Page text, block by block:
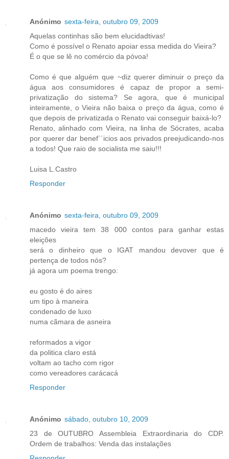
Anónimo sexta-feira, outubro 09, 2009
Aquelas continhas são bem elucidadtivas!
Como é possível o Renato apoiar essa medida do Vieira?
É o que se lê no comércio da póvoa!
Como é que alguém que ~diz querer diminuir o preço da
água aos consumidores é capaz de propor a semi-
privatização do sistema? Se agora, que é municipal
inteiramente, o Vieira não baixa o preço da água, como é
que depois de privatizada o Renato vai conseguir baixá-lo?
Renato, alinhado com Vieira, na linha de Sócrates, acaba
por querer dar benef´´icios aos privados preejudicando-nos
a todos! Que raio de socialista me saiu!!!
Luisa L.Castro
Responder
Anónimo sexta-feira, outubro 09, 2009
macedo vieira tem 38 000 contos para ganhar estas
eleições
será o dinheiro que o IGAT mandou devover que é
pertença de todos nós?
já agora um poema trengo:
eu gosto é do aires
um tipo à maneira
condenado de luxo
numa cãmara de asneira
reformados a vigor
da politica claro está
voltam ao tacho com rigor
como vereadores carácacá
Responder
Anónimo sábado, outubro 10, 2009
23 de OUTUBRO Assembleia Extraordinaria do CDP.
Ordem de trabalhos: Venda das instalações